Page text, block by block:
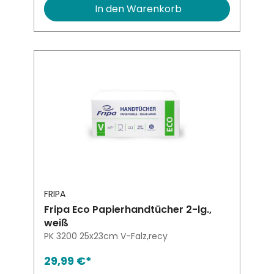
In den Warenkorb
FRIPA
Fripa Eco Papierhandtücher 2-lg.,
weiß
PK 3200 25x23cm V-Falz,recy
29,99 €*